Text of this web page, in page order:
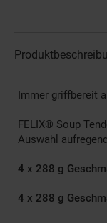
Immer griffbereit
FELIX® Soup
Auswahl
4 x 288 g
4 x 288 g